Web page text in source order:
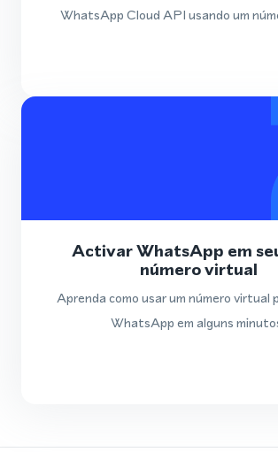
WhatsApp Cloud API usando um
Activar WhatsApp em
número virtual
Aprenda como usar um número virtual
WhatsApp em alguns